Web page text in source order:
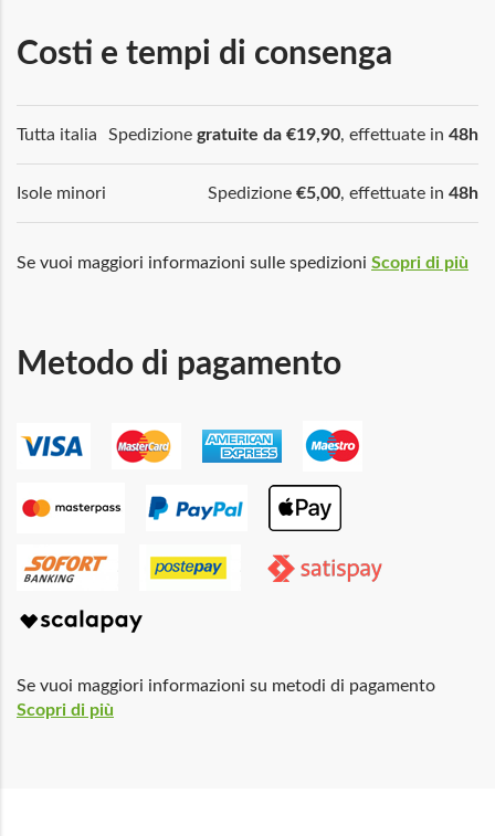
Costi e tempi di consenga
Tutta italia Spedizione gratuite da €19,90, effettuate in 48h
Isole minori Spedizione €5,00, effettuate in 48h
Se vuoi maggiori informazioni sulle spedizioni Scopri di più
Metodo di pagamento
Se vuoi maggiori informazioni su metodi di pagamento
Scopri di più